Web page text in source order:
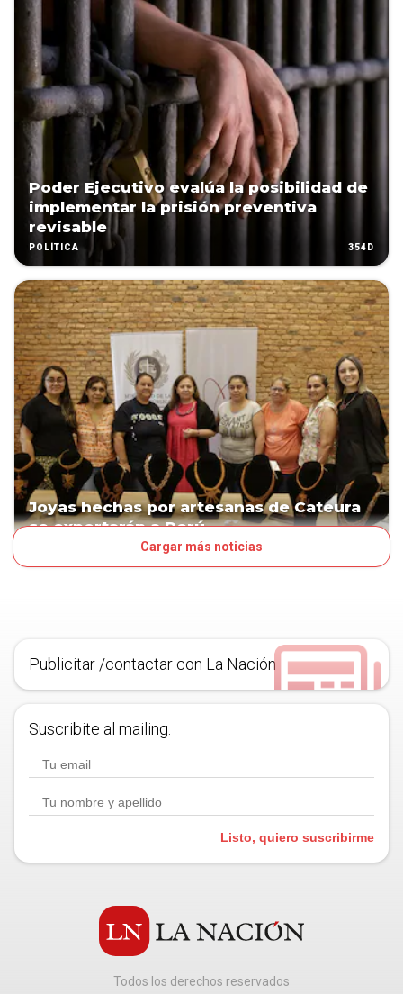
Poder Ejecutivo evalúa la posibilidad de
implementar la prisión preventiva
revisable
POLÍTICA 354D
Joyas hechas por artesanas de Cateura
se exportarán a Perú
Cargar más noticias
Publicitar /contactar con La Nación
Suscribite al mailing.
Listo, quiero suscribirme
Todos los derechos reservados